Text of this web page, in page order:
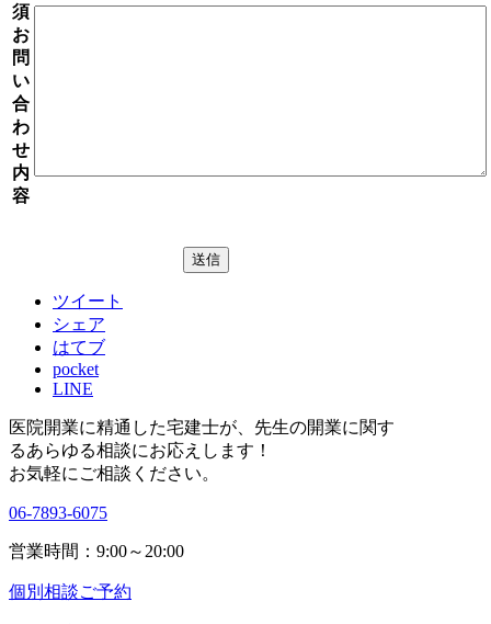
須
お
問
い
合
わ
せ
内
容
ツイート
シェア
はてブ
pocket
LINE
医院開業に精通した宅建士が、 先生の開業に関す
るあらゆる相談にお応えします！
お気軽にご相談ください。
06-7893-6075
営業時間：9:00～20:00
個別相談ご予約